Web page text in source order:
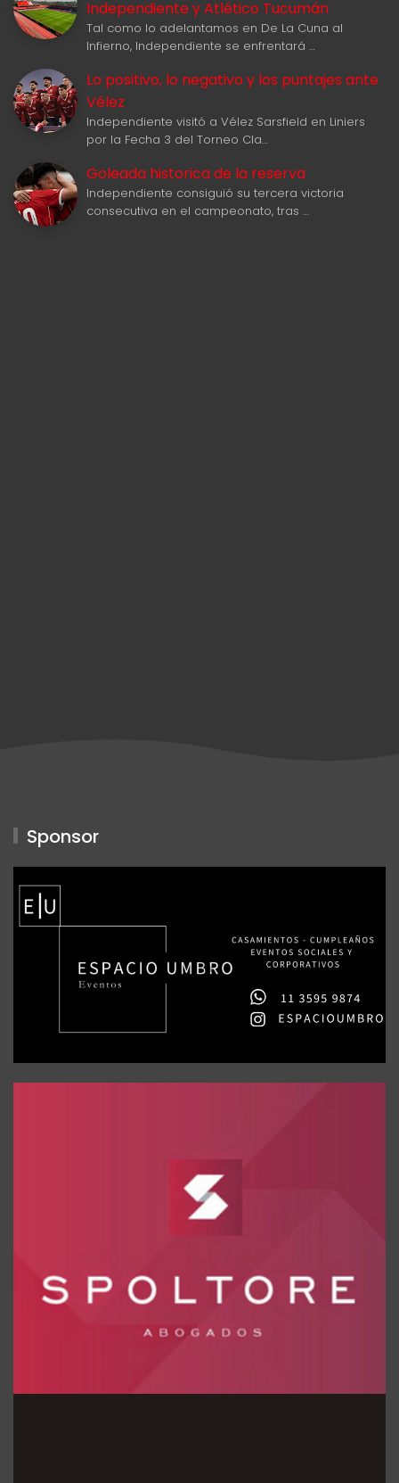
Independiente y Atlético Tucumán
Tal como lo adelantamos en De La Cuna al
Infierno, Independiente se enfrentará …
Lo positivo, lo negativo y los puntajes ante
Vélez
Independiente visitó a Vélez Sarsfield en Liniers
por la Fecha 3 del Torneo Cla…
Goleada historica de la reserva
Independiente consiguió su tercera victoria
consecutiva en el campeonato, tras …
Sponsor